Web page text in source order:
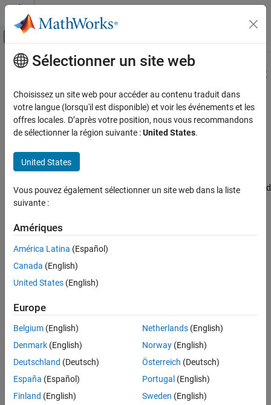
Passer au contenu
Activer/désactiver l'affichage du menu
Accueil de la documentation
Embedded Coder
Deployment, Integration, and Supported
Hardware
ARM Cortex-R Processors
Wait for a start packet from the host before
ON THIS PAGE
Description
Recommended Settings
Programmatic Use
Version History
See Also
Contenu principal
Wait for a start packet from the host
before execution
Option to delay start of execution until start packet is received
from host computer
expand all in page
or Embedded Coder Hardware Support Package / Hardware board
settings / Target hardware resources / External mode
Description
The Wait for a start packet from the host before execution
parameter enables a delay of the start of execution until the
None
Settings
When enabled, delay the start of execution until the hardware
board receives a start packet from the host computer.
Sélectionner un site web
Choisissez un site web pour accéder au contenu traduit dans
votre langue (lorsqu'il est disponible) et voir les événements et les
offres locales. D’après votre position, nous vous recommandons
de sélectionner la région suivante :United States.
United States
Vous pouvez également sélectionner un site web dans la liste
suivante :
Amériques
América Latina (Español)
Canada (English)
United States (English)
Europe
Belgium (English)
Denmark (English)
Deutschland (Deutsch)
España (Español)
Finland (English)
Netherlands(English)
Norway(English)
Österreich (Deutsch)
Portugal (English)
Sweden (English)